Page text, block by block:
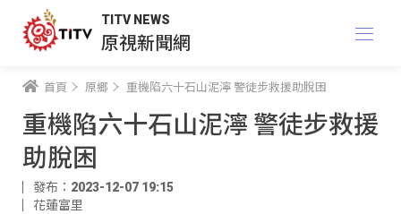
TITV NEWS
原視新聞網
首頁 原鄉 重機陷六十石山泥濘 警徒步救援助脫困
重機陷六十石山泥濘 警徒步救援
助脫困
發布：2023-12-07 19:15
花蓮富里